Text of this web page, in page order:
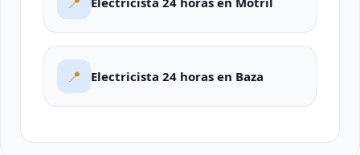
📍 Electricista 24 horas en Baza